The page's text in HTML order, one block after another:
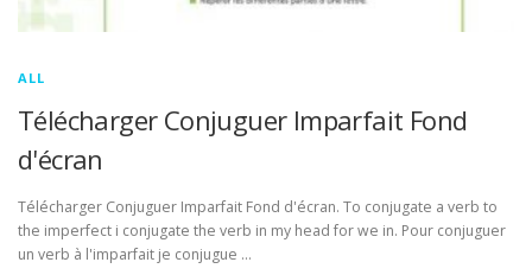
ALL
Télécharger Conjuguer Imparfait Fond
d'écran
Télécharger Conjuguer Imparfait Fond d'écran. To conjugate a verb to
the imperfect i conjugate the verb in my head for we in. Pour conjuguer
un verb à l'imparfait je conjugue …